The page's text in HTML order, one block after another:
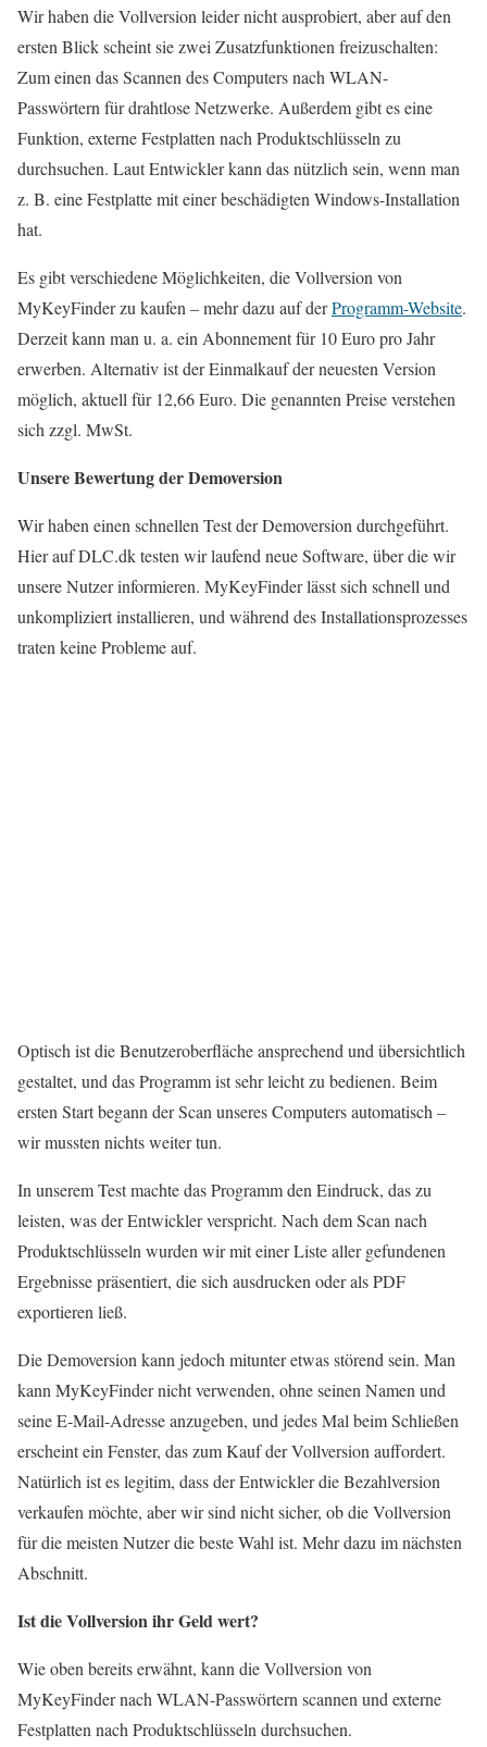
Wir haben die Vollversion leider nicht ausprobiert, aber auf den
ersten Blick scheint sie zwei Zusatzfunktionen freizuschalten:
Zum einen das Scannen des Computers nach WLAN-
Passwörtern für drahtlose Netzwerke. Außerdem gibt es eine
Funktion, externe Festplatten nach Produktschlüsseln zu
durchsuchen. Laut Entwickler kann das nützlich sein, wenn man
z. B. eine Festplatte mit einer beschädigten Windows-Installation
hat.
Es gibt verschiedene Möglichkeiten, die Vollversion von
MyKeyFinder zu kaufen – mehr dazu auf derProgramm-Website.
Derzeit kann man u. a. ein Abonnement für 10 Euro pro Jahr
erwerben. Alternativ ist der Einmalkauf der neuesten Version
möglich, aktuell für 12,66 Euro. Die genannten Preise verstehen
sich zzgl. MwSt.
Unsere Bewertung der Demoversion
Wir haben einen schnellen Test der Demoversion durchgeführt.
Hier auf DLC.dk testen wir laufend neue Software, über die wir
unsere Nutzer informieren. MyKeyFinder lässt sich schnell und
unkompliziert installieren, und während des Installationsprozesses
traten keine Probleme auf.
Optisch ist die Benutzeroberfläche ansprechend und übersichtlich
gestaltet, und das Programm ist sehr leicht zu bedienen. Beim
ersten Start begann der Scan unseres Computers automatisch –
wir mussten nichts weiter tun.
In unserem Test machte das Programm den Eindruck, das zu
leisten, was der Entwickler verspricht. Nach dem Scan nach
Produktschlüsseln wurden wir mit einer Liste aller gefundenen
Ergebnisse präsentiert, die sich ausdrucken oder als PDF
exportieren ließ.
Die Demoversion kann jedoch mitunter etwas störend sein. Man
kann MyKeyFinder nicht verwenden, ohne seinen Namen und
seine E‑Mail-Adresse anzugeben, und jedes Mal beim Schließen
erscheint ein Fenster, das zum Kauf der Vollversion auffordert.
Natürlich ist es legitim, dass der Entwickler die Bezahlversion
verkaufen möchte, aber wir sind nicht sicher, ob die Vollversion
für die meisten Nutzer die beste Wahl ist. Mehr dazu im nächsten
Abschnitt.
Ist die Vollversion ihr Geld wert?
Wie oben bereits erwähnt, kann die Vollversion von
MyKeyFinder nach WLAN-Passwörtern scannen und externe
Festplatten nach Produktschlüsseln durchsuchen.